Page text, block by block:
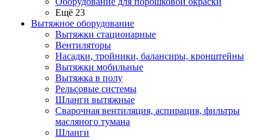
Ещё 23
Вытяжное оборудование
Вытяжки стационарные
Вентиляторы
Насадки, тройники, балансиры, кронштейны
Вытяжки мобильные
Вытяжка в полу
Рельсовые системы
Шланги вытяжные
Сварочная вентиляция, аспирация, фильтры
масляного тумана
Шланги